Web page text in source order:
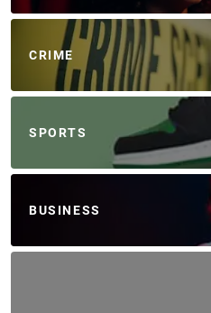
CRIME
SPORTS
BUSINESS